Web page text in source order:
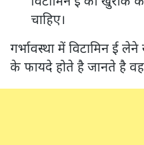
चाहिए।
गर्भावस्था में विटामिन ई
के फायदे होते है जानते है